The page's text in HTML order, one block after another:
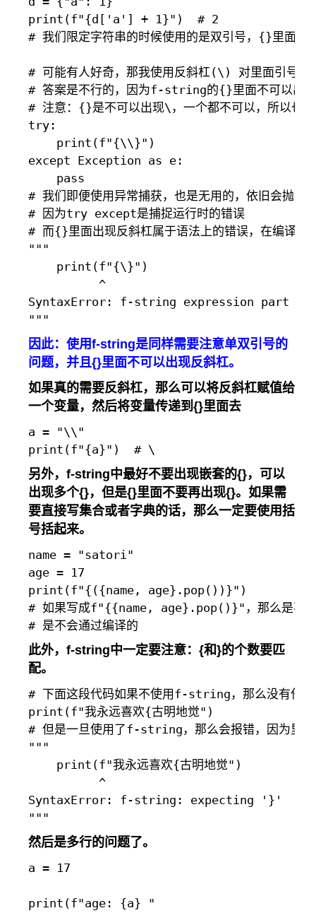
print(f"{d['a'] + 1}")  # 2
# 我们限定字符串的时候使用的是双引号，{}里面
# 可能有人好奇，那我使用反斜杠(\) 对里面引号
# 答案是不行的，因为f-string的{}里面不可以出
# 注意：{}是不可以出现\，一个都不可以，所以也
try:
    print(f"{\\}")
except Exception as e:
    pass
# 我们即便使用异常捕获，也是无用的，依旧会抛
# 因为try except是捕捉运行时的错误
# 而{}里面出现反斜杠属于语法上的错误，在编译成
"""
    print(f"{\}")
          ^
SyntaxError: f-string expression part
因此：使用f-string是同样需要注意单双引号的
问题，并且{}里面不可以出现反斜杠。
如果真的需要反斜杠，那么可以将反斜杠赋值给
一个变量，然后将变量传递到{}里面去
a = "\\"
另外，f-string中最好不要出现嵌套的{}，可以
出现多个{}，但是{}里面不要再出现{}。如果需
要直接写集合或者字典的话，那么一定要使用括
号括起来。
name = "satori"
age = 17
print(f"{({name, age}.pop())}")
# 如果写成f"{{name, age}.pop()}"，那么是不符
此外，f-string中一定要注意： {和}的个数要匹
配。
# 下面这段代码如果不使用f-string，那么没有任何
print(f"我永远喜欢{古明地觉")
# 但是一旦使用了f-string，那么会报错，因为里面
"""
    print(f"我永远喜欢{古明地觉")
          ^
SyntaxError: f-string: expecting '}'
然后是多行的问题了。
a = 17
print(f"age: {a} "